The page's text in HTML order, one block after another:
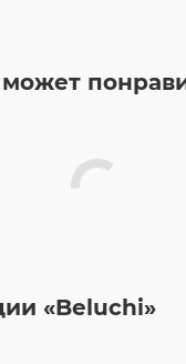
«Beluchi»